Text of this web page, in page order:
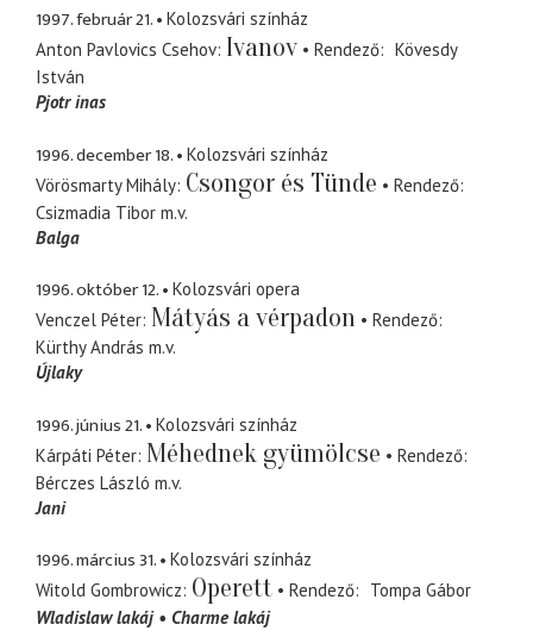
1997. február 21.
Kolozsvári színház
Anton Pavlovics Csehov Ivanov Rendező
Kövesdy
István
Pjotr inas
1996. december 18.
Kolozsvári színház
Vörösmarty Mihály Csongor és Tünde
Rendező
Csizmadia Tibor m.v.
Balga
1996. október 12.
Kolozsvári opera
Venczel Péter Mátyás a vérpadon
Rendező
Kürthy András m.v.
Újlaky
1996. június 21.
Kolozsvári színház
Kárpáti Péter Méhednek gyümölcse
Rendező
Bérczes László m.v.
Jani
1996. március 31.
Kolozsvári színház
Witold Gombrowicz Operett Rendező
Tompa Gábor
Wladislaw lakáj
Charme lakáj